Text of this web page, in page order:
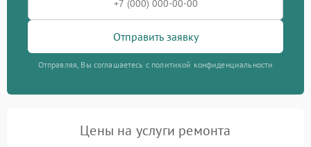
Отправить заявку
Отправляя, Вы соглашаетесь с политикой конфиденциальности
Цены на услуги ремонта